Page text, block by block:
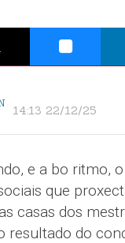
14:13 22/12/25
e a bo ritmo,
que
casas dos
resultado do